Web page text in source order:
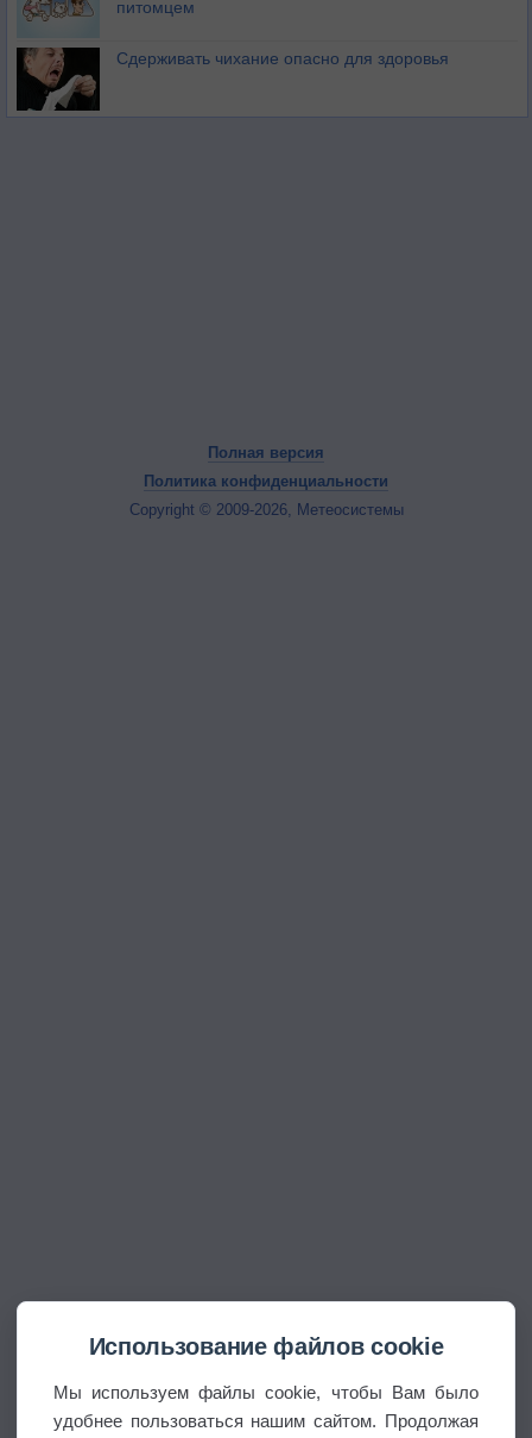
питомцем
Сдерживать чихание опасно для здоровья
Полная версия
Политика конфиденциальности
Copyright © 2009-2026, Метеосистемы
Использование файлов cookie
Мы используем файлы cookie, чтобы Вам было
удобнее пользоваться нашим сайтом. Продолжая